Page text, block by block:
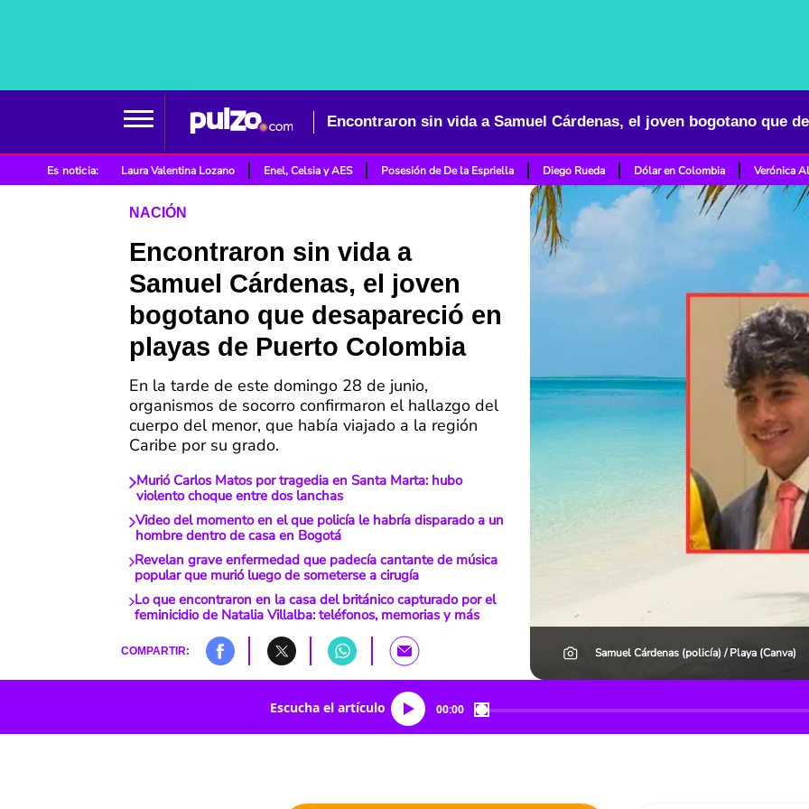
Es noticia: Laura Valentina Lozano Enel, Celsia y AES Posesión de De la Espriella Diego Rueda Dólar en Colombia Verónica
NACIÓN
Encontraron sin vida a
Samuel Cárdenas, el joven
bogotano que desapareció en
playas de Puerto Colombia
En la tarde de este domingo 28 de junio,
organismos de socorro confirmaron el hallazgo del
cuerpo del menor, que había viajado a la región
Caribe por su grado.
Murió Carlos Matos por tragedia en Santa Marta: hubo
violento choque entre dos lanchas
Video del momento en el que policía le habría disparado a un
hombre dentro de casa en Bogotá
Revelan grave enfermedad que padecía cantante de música
popular que murió luego de someterse a cirugía
Lo que encontraron en la casa del británico capturado por el
feminicidio de Natalia Villalba: teléfonos, memorias y más
COMPARTIR: Samuel Cárdenas (policía) / Playa (Canva)
Escucha el artículo 00:00